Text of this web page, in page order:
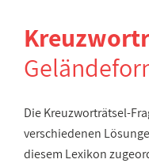
Die Kreuzworträtsel-
verschiedenen
diesem Lexikon